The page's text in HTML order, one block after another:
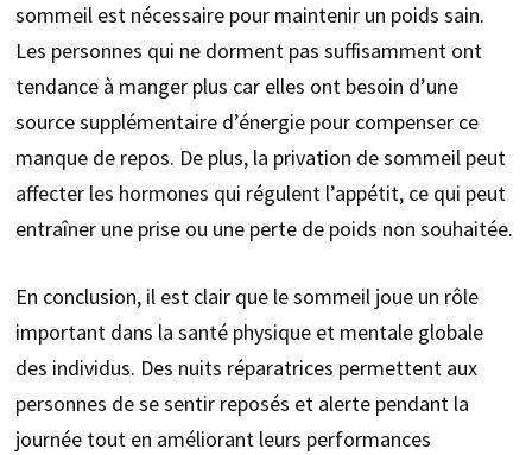
sommeil est nécessaire pour maintenir un poids sain.
Les personnes qui ne dorment pas suffisamment ont
tendance à manger plus car elles ont besoin d’une
source supplémentaire d’énergie pour compenser ce
manque de repos. De plus, la privation de sommeil peut
affecter les hormones qui régulent l’appétit, ce qui peut
entraîner une prise ou une perte de poids non souhaitée.
En conclusion, il est clair que le sommeil joue un rôle
important dans la santé physique et mentale globale
des individus. Des nuits réparatrices permettent aux
personnes de se sentir reposés et alerte pendant la
journée tout en améliorant leurs performances